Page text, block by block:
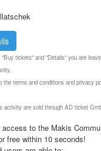
tickets" and "Details" you are
the terms and conditions and privacy
activity are sold through AD ticket
access to the Makis
free within 10 seconds!